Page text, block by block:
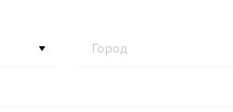
Город